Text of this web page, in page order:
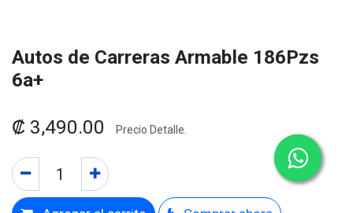
Autos de Carreras Armable 186Pzs
6a+
₡ 3,490.00 Precio Detalle.